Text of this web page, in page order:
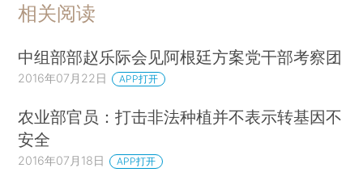
相关阅读
中组部部赵乐际会见阿根廷方案党干部考察团
2016年07月22日 APP打开
农业部官员：打击非法种植并不表示转基因不
安全
2016年07月18日 APP打开